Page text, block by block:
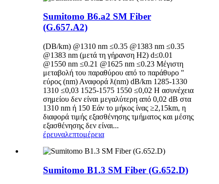
Sumitomo B6.a2 SM Fiber
(G.657.A2)
(DB/km) @1310 nm ≤0.35 @1383 nm ≤0.35
@1383 nm (μετά τη γήρανση H2) d≤0.01
@1550 nm ≤0.21 @1625 nm ≤0.23 Μέγιστη
μεταβολή του παραθύρου από το παράθυρο "
εύρος (nm) Αναφορά ƛ(nm) dB/km 1285-1330
1310 ≤0,03 1525-1575 1550 ≤0,02 Η ασυνέχεια
σημείου δεν είναι μεγαλύτερη από 0,02 dB στα
1310 nm ή 150 Εάν το μήκος ίνας ≥2,15km, η
διαφορά τιμής εξασθένησης τμήματος και μέσης
εξασθένησης δεν είναι...
έρευναλεπτομέρεια
Sumitomo B1.3 SM Fiber (G.652.D)